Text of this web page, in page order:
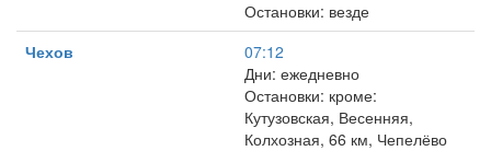
Остановки: везде
Чехов
07:12
Дни: ежедневно
Остановки: кроме:
Кутузовская, Весенняя,
Колхозная, 66 км, Чепелёво